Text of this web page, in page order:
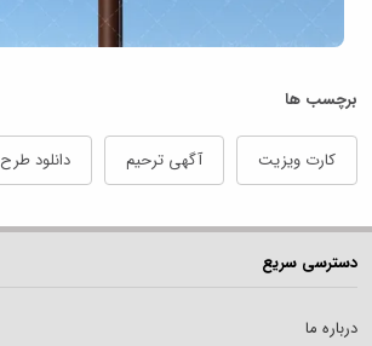
برچسب ها
کارت ویزیت آگهی ترحیم دانلود طرح
دسترسی سریع
درباره ما